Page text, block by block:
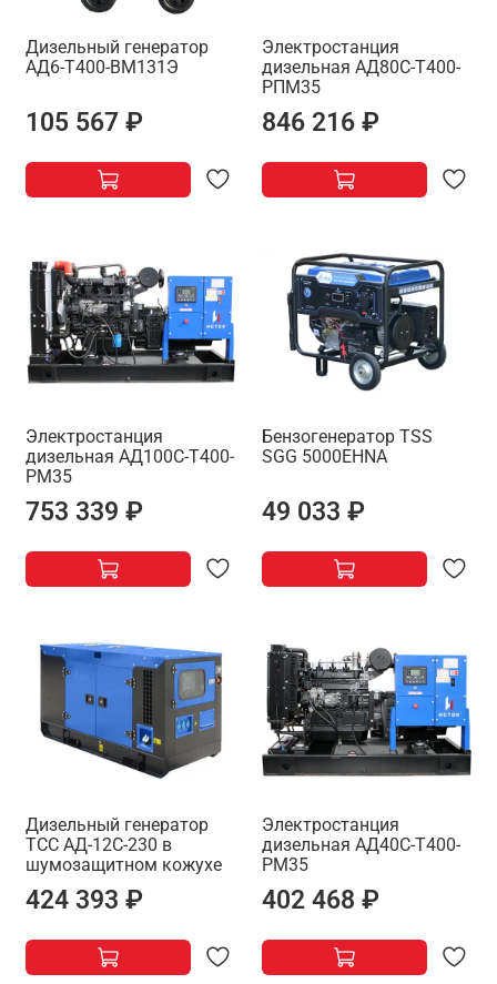
Дизельный генератор
АД6-Т400-ВМ131Э
105 567 ₽
Электростанция
дизельная АД80С-Т400-
РПМ35
846 216 ₽
Электростанция
дизельная АД100С-Т400-
РМ35
753 339 ₽
Бензогенератор TSS
SGG 5000EHNA
49 033 ₽
Дизельный генератор
ТСС АД-12С-230 в
шумозащитном кожухе
424 393 ₽
Электростанция
дизельная АД40С-Т400-
РМ35
402 468 ₽